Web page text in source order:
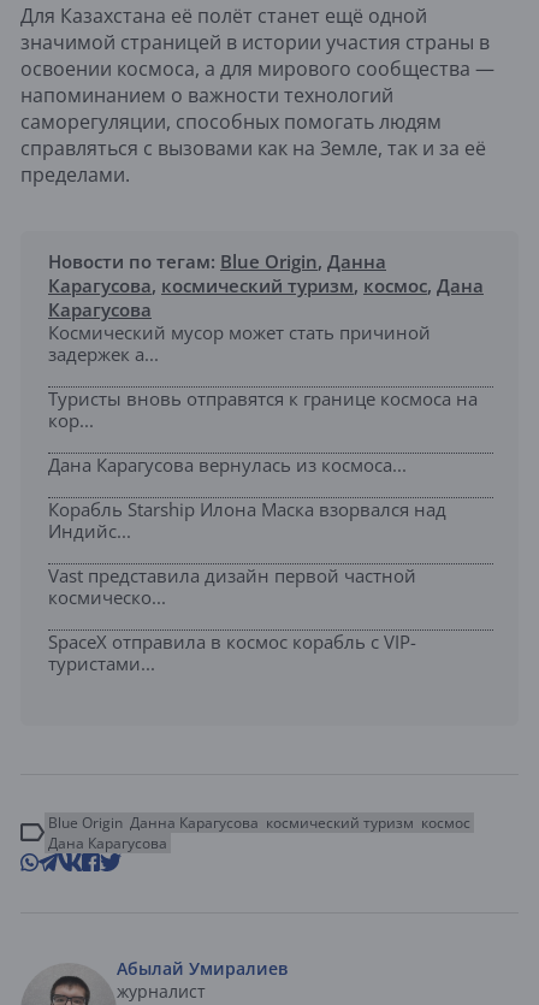
Для Казахстана её полёт станет ещё одной
значимой страницей в истории участия страны в
освоении космоса, а для мирового сообщества —
напоминанием о важности технологий
саморегуляции, способных помогать людям
справляться с вызовами как на Земле, так и за её
пределами.
Новости по тегам: Blue Origin, Данна
Карагусова, космический туризм, космос, Дана
Карагусова
Космический мусор может стать причиной
задержек а...
Туристы вновь отправятся к границе космоса на
кор...
Дана Карагусова вернулась из космоса...
Корабль Starship Илона Маска взорвался над
Индийс...
Vast представила дизайн первой частной
космическо...
SpaceX отправила в космос корабль с VIP-
туристами...
Blue Origin Данна Карагусова космический туризм космос
Дана Карагусова
Абылай Умиралиев
журналист